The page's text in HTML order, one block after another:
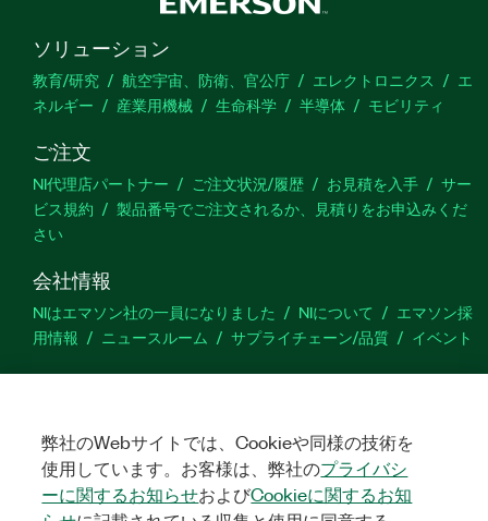
ソリューション
教育/研究 航空宇宙、防衛、官公庁 エレクトロニクス
エ
ネルギー
産業用機械 生命科学 半導体 モビリティ
ご注文
NI代理店パートナー ご注文状況/履歴 お見積を入手
サー
ビス規約
製品番号でご注文されるか、見積りをお申込みくだ
さい
会社情報
NIはエマソン社の一員になりました NIについて
エマソン採
用情報
ニュースルーム サプライチェーン/品質 イベント
サポート
ム
製品のアクティブ化 サポートリクエスト
サイトに関
するご意見
弊社のWebサイトでは、Cookieや同様の技術を
使用しています。お客様は、弊社のプライバシ
ーに関するお知らせおよびCookieに関するお知